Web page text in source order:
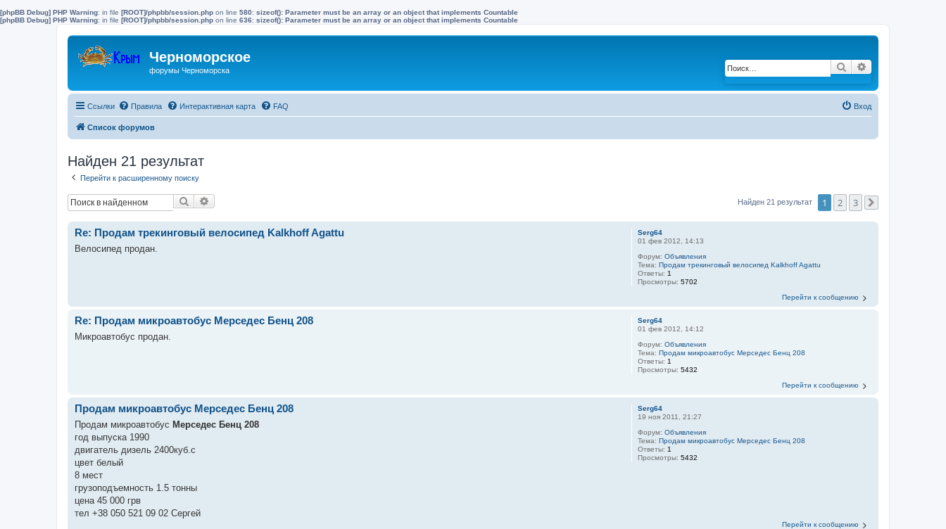
[phpBB Debug] PHP Warning: in file [ROOT]/phpbb/session.php on line 580: sizeof(): Parameter must be an array or an object that implements Countable
[phpBB Debug] PHP Warning: in file [ROOT]/phpbb/session.php on line 636: sizeof(): Parameter must be an array or an object that implements Countable
Черноморское
форумы Черноморска Поиск
Ссылки Правила Интерактивная карта FAQ Вход
Список форумов
Найден 21 результат
Перейти к расширенному поиску
Поиск Найден 21 результат 1 2 3
Serg64
01 фев 2012, 14:13
Форум:Объявления
Тема:Продам трекинговый велосипед Kalkhoff Agattu
Ответы: 1
Просмотры:5702
Re: Продам трекинговый велосипед Kalkhoff Agattu
Велосипед продан.
Перейти к сообщению
Serg64
01 фев 2012, 14:12
Форум:Объявления
Тема:Продам микроавтобус Мерседес Бенц 208
Ответы: 1
Просмотры:5432
Re: Продам микроавтобус Мерседес Бенц 208
Микроавтобус продан.
Перейти к сообщению
Serg64
19 ноя 2011, 21:27
Форум:Объявления
Тема:Продам микроавтобус Мерседес Бенц 208
Ответы: 1
Просмотры:5432
Продам микроавтобус Мерседес Бенц 208
Продам микроавтобус Мерседес Бенц 208
год выпуска 1990
двигатель дизель 2400куб.с
цвет белый
8 мест
грузоподъемность 1.5 тонны
цена 45 000 грв
тел +38 050 521 09 02 Сергей
Перейти к сообщению